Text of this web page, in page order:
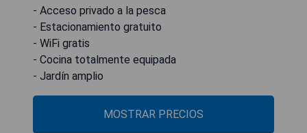
- Acceso privado a la pesca
- Estacionamiento gratuito
- WiFi gratis
- Cocina totalmente equipada
- Jardín amplio
MOSTRAR PRECIOS